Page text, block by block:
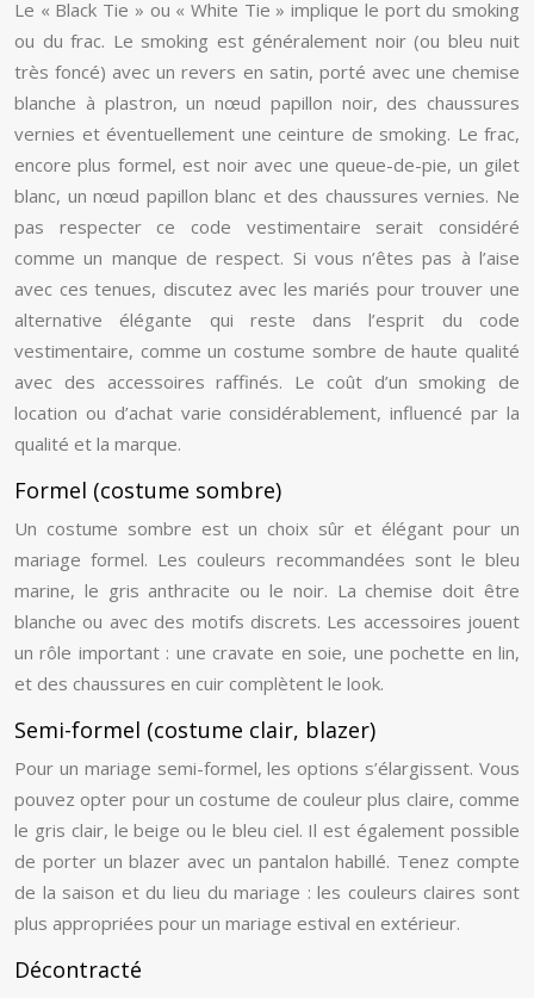
Le « Black Tie » ou « White Tie » implique le port du smoking
ou du frac. Le smoking est généralement noir (ou bleu nuit
très foncé) avec un revers en satin, porté avec une chemise
blanche à plastron, un nœud papillon noir, des chaussures
vernies et éventuellement une ceinture de smoking. Le frac,
encore plus formel, est noir avec une queue-de-pie, un gilet
blanc, un nœud papillon blanc et des chaussures vernies. Ne
pas respecter ce code vestimentaire serait considéré
comme un manque de respect. Si vous n’êtes pas à l’aise
avec ces tenues, discutez avec les mariés pour trouver une
alternative élégante qui reste dans l’esprit du code
vestimentaire, comme un costume sombre de haute qualité
avec des accessoires raffinés. Le coût d’un smoking de
location ou d’achat varie considérablement, influencé par la
qualité et la marque.
Formel (costume sombre)
Un costume sombre est un choix sûr et élégant pour un
mariage formel. Les couleurs recommandées sont le bleu
marine, le gris anthracite ou le noir. La chemise doit être
blanche ou avec des motifs discrets. Les accessoires jouent
un rôle important : une cravate en soie, une pochette en lin,
et des chaussures en cuir complètent le look.
Semi-formel (costume clair, blazer)
Pour un mariage semi-formel, les options s’élargissent. Vous
pouvez opter pour un costume de couleur plus claire, comme
le gris clair, le beige ou le bleu ciel. Il est également possible
de porter un blazer avec un pantalon habillé. Tenez compte
de la saison et du lieu du mariage : les couleurs claires sont
plus appropriées pour un mariage estival en extérieur.
Décontracté